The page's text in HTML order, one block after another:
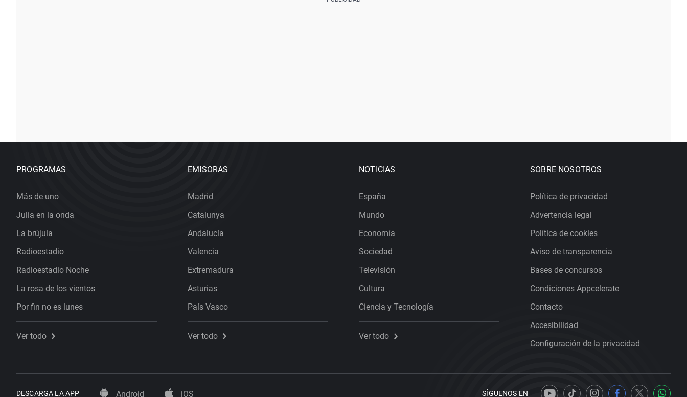
PROGRAMAS
Más de uno
Julia en la onda
La brújula
Radioestadio
Radioestadio Noche
La rosa de los vientos
Por fin no es lunes
Ver todo
EMISORAS
Madrid
Catalunya
Andalucía
Valencia
Extremadura
Asturias
País Vasco
Ver todo
NOTICIAS
España
Mundo
Economía
Sociedad
Televisión
Cultura
Ciencia y Tecnología
Ver todo
SOBRE NOSOTROS
Política de privacidad
Advertencia legal
Política de cookies
Aviso de transparencia
Bases de concursos
Condiciones Appcelerate
Contacto
Accesibilidad
Configuración de la privacidad
DESCARGA LA APP Android iOS SÍGUENOS EN